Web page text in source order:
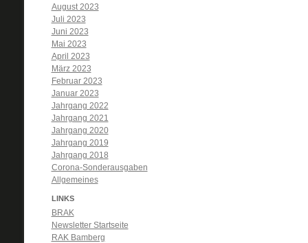
August 2023
Juli 2023
Juni 2023
Mai 2023
April 2023
März 2023
Februar 2023
Januar 2023
Jahrgang 2022
Jahrgang 2021
Jahrgang 2020
Jahrgang 2019
Jahrgang 2018
Corona-Sonderausgaben
Allgemeines
LINKS
BRAK
Newsletter Startseite
RAK Bamberg